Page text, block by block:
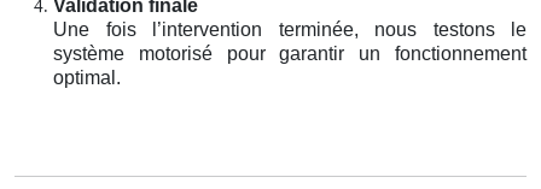
Validation finale
Une fois l’intervention terminée, nous testons le
système motorisé pour garantir un fonctionnement
optimal.